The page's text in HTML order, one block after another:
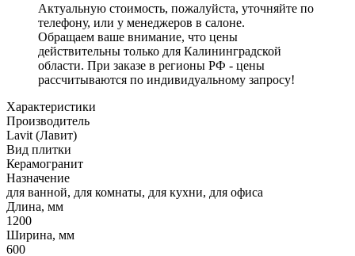
Актуальную стоимость, пожалуйста, уточняйте по
телефону, или у менеджеров в салоне.
Обращаем ваше внимание, что цены
действительны только для Калининградской
области. При заказе в регионы РФ - цены
рассчитываются по индивидуальному запросу!
Характеристики
Производитель
Lavit (Лавит)
Вид плитки
Керамогранит
Назначение
для ванной, для комнаты, для кухни, для офиса
Длина, мм
1200
Ширина, мм
600